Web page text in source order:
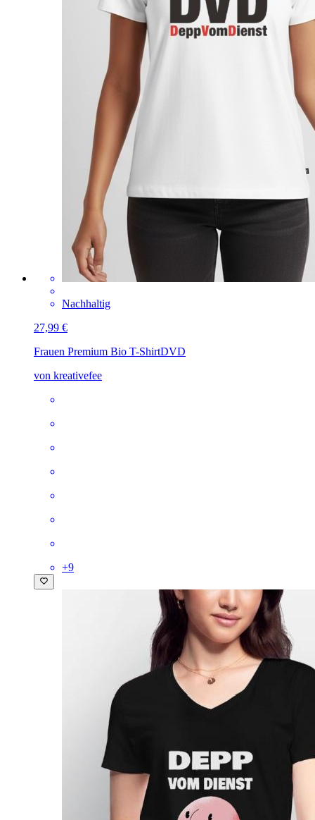
Nachhaltig
27,99 €
Frauen Premium Bio T-ShirtDVD
von kreativefee
+9